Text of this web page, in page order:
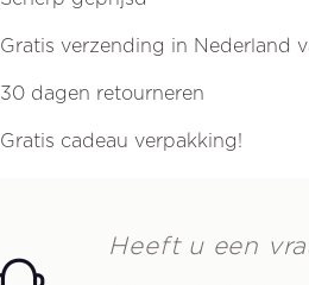
Gratis verzending in Nederland
30 dagen retourneren
Gratis cadeau verpakking!
Heeft u een